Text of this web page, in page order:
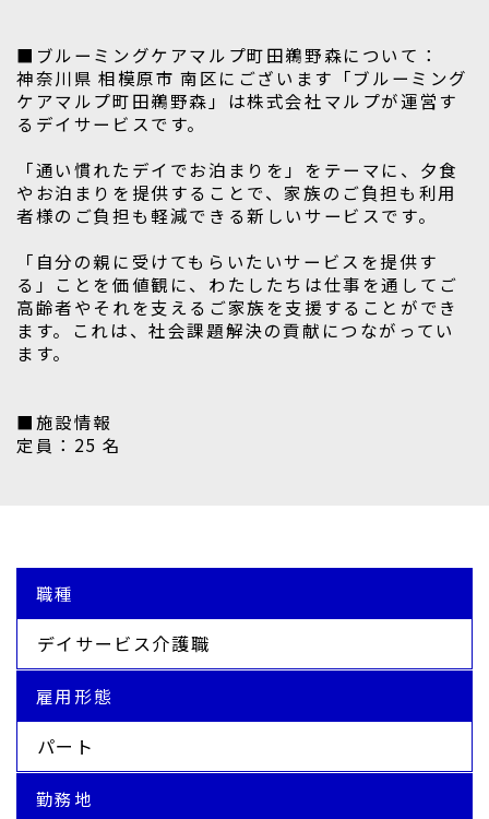
■ブルーミングケアマルプ町田鵜野森について：
神奈川県 相模原市 南区にございます「ブルーミング
ケアマルプ町田鵜野森」は株式会社マルプが運営す
るデイサービスです。
「通い慣れたデイでお泊まりを」をテーマに、夕食
やお泊まりを提供することで、家族のご負担も利用
者様のご負担も軽減できる新しいサービスです。
「自分の親に受けてもらいたいサービスを提供す
る」ことを価値観に、わたしたちは仕事を通してご
高齢者やそれを支えるご家族を支援することができ
ます。これは、社会課題解決の貢献につながってい
ます。
■施設情報
定員：25 名
職種
デイサービス介護職
雇用形態
パート
勤務地